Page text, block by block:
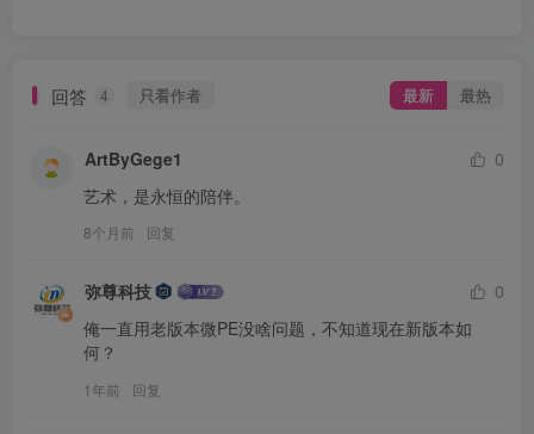
回答 4 只看作者 最新 最热
ArtByGege1
0
艺术，是永恒的陪伴。
8个月前 回复
弥尊科技
0
俺一直用老版本微PE没啥问题，不知道现在新版本如
何？
1年前 回复